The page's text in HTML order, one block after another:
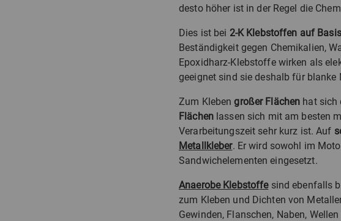
desto höher ist in der Regel die
Dies ist bei 2-K Klebstoffen auf Basis
Beständigkeit gegen Chemikalien,
Epoxidharz-Klebstoffe wirken als
geeignet sind sie deshalb für
Zum Klebengroßer Flächen hat sich
Flächenlassen sich mit am besten
Verarbeitungszeit sehr kurz ist. Auf
Metallkleber. Er wird sowohl im
Sandwichelementen eingesetzt.
Anaerobe Klebstoffesind ebenfalls
zum Kleben und Dichten von
Gewinden, Flanschen, Naben,